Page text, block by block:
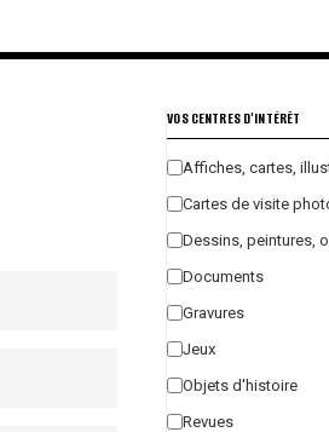
VOS CENTRES D'INTÉRÊT
Affiches, cartes,
Cartes de visite
Dessins, peintures,
Documents
Gravures
Jeux
Objets d'histoire
Revues